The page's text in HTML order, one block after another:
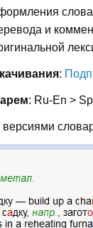
и
:
: Ru-En >